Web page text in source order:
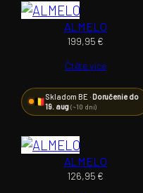
ALMELO
199,95 €
Čtěte více
Skladom BE ·Doručenie do
19. aug(~10 dní)
ALMELO
126,95 €